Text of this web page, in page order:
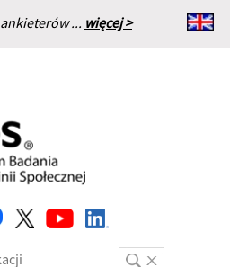
... więcej >
Strona główna